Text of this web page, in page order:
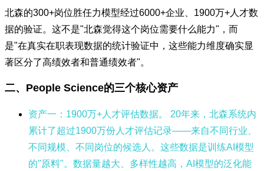
北森的300+岗位胜任力模型经过6000+企业、1900万+人才数
据的验证。这不是"北森觉得这个岗位需要什么能力"，而
是"在真实在职表现数据的统计验证中，这些能力维度确实显
著区分了高绩效者和普通绩效者"。
二、People Science的三个核心资产
资产一：1900万+人才评估数据。
20年来，北森系统内
累计了超过1900万份人才评估记录——来自不同行业、
不同规模、不同岗位的候选人。这些数据是训练AI模型
的"原料"。数据量越大、多样性越高，AI模型的泛化能